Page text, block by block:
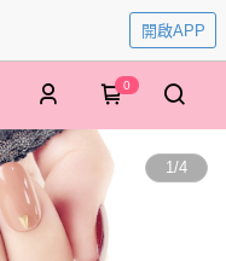
開啟APP
0
1/4